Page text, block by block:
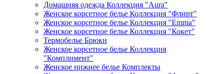
Домашняя одежда Коллекция "Aura"
Женское корсетное белье Коллекция "Флирт"
Женское корсетное белье Коллекция "Emma"
Женское корсетное белье Коллекция "Кокет"
Термобелье Брюки
Женское корсетное белье Коллекция
"Комплимент"
Женское нижнее белье Комплекты